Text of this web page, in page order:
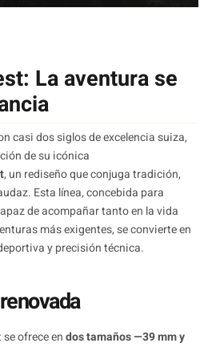
La aventura se
casi dos siglos de excelencia suiza,
de su icónica
, un rediseño que conjuga tradición,
Esta línea, concebida para
de acompañar tanto en la vida
más exigentes, se convierte en
y precisión técnica.
ofrece endos tamaños —39 mm y